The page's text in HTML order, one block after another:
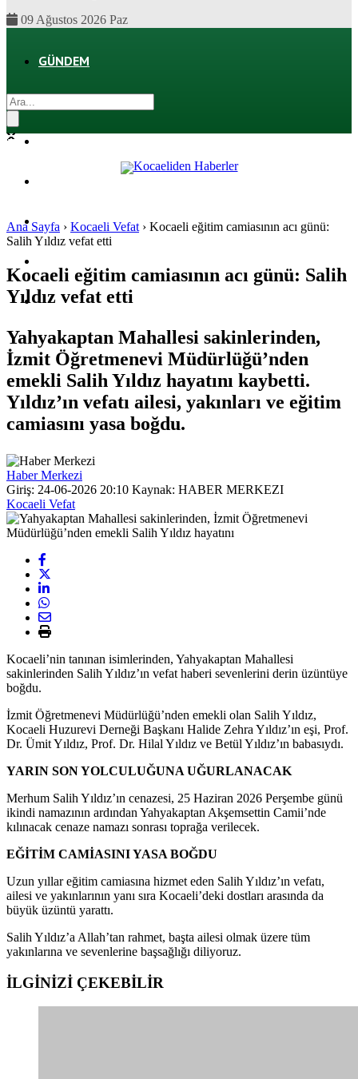
09 Ağustos 2026 Paz
GÜNDEM
SPOR
SAĞLIK
Ana Sayfa › Kocaeli Vefat › Kocaeli eğitim camiasının acı günü:
Salih Yıldız vefat etti
Kocaeli eğitim camiasının acı günü: Salih
Yıldız vefat etti
Yahyakaptan Mahallesi sakinlerinden,
İzmit Öğretmenevi Müdürlüğü’nden
emekli Salih Yıldız hayatını kaybetti.
Yıldız’ın vefatı ailesi, yakınları ve eğitim
camiasını yasa boğdu.
Haber Merkezi
Giriş: 24-06-2026 20:10 Kaynak: HABER MERKEZI
Kocaeli Vefat
Kocaeli’nin tanınan isimlerinden, Yahyakaptan Mahallesi
sakinlerinden Salih Yıldız’ın vefat haberi sevenlerini derin üzüntüye
boğdu.
İzmit Öğretmenevi Müdürlüğü’nden emekli olan Salih Yıldız,
Kocaeli Huzurevi Derneği Başkanı Halide Zehra Yıldız’ın eşi, Prof.
Dr. Ümit Yıldız, Prof. Dr. Hilal Yıldız ve Betül Yıldız’ın babasıydı.
YARIN SON YOLCULUĞUNA UĞURLANACAK
Merhum Salih Yıldız’ın cenazesi, 25 Haziran 2026 Perşembe günü
ikindi namazının ardından Yahyakaptan Akşemsettin Camii’nde
kılınacak cenaze namazı sonrası toprağa verilecek.
EĞİTİM CAMİASINI YASA BOĞDU
Uzun yıllar eğitim camiasına hizmet eden Salih Yıldız’ın vefatı,
ailesi ve yakınlarının yanı sıra Kocaeli’deki dostları arasında da
büyük üzüntü yarattı.
Salih Yıldız’a Allah’tan rahmet, başta ailesi olmak üzere tüm
yakınlarına ve sevenlerine başsağlığı diliyoruz.
İLGİNİZİ ÇEKEBİLİR